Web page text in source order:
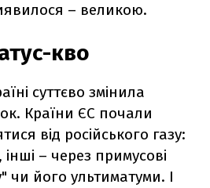
– великою.
кво
суттєво змінила
Країни ЄС почали
від російського газу:
– через примусові
чи його ультиматуми. І